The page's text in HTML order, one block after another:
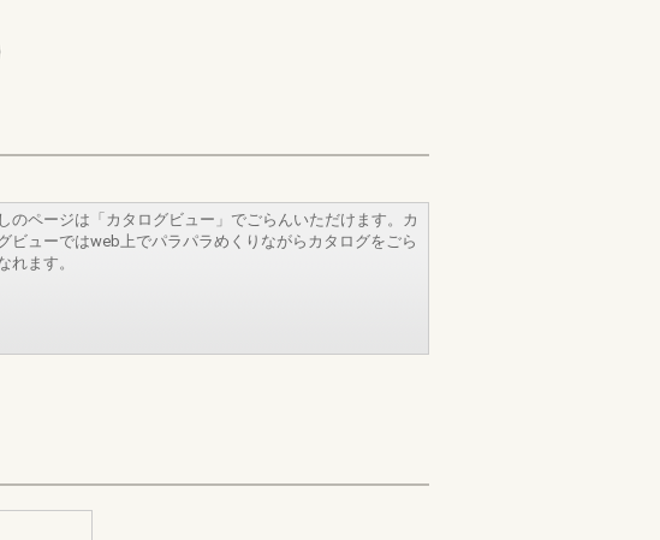
のページは「カタログビュー」でごらんいただけます。カ
ビューではweb上でパラパラめくりながらカタログをごら
れます。